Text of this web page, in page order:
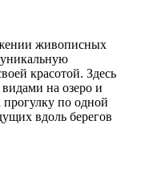
живописных
уникальную
красотой. Здесь
на озеро и
прогулку по одной
вдоль берегов